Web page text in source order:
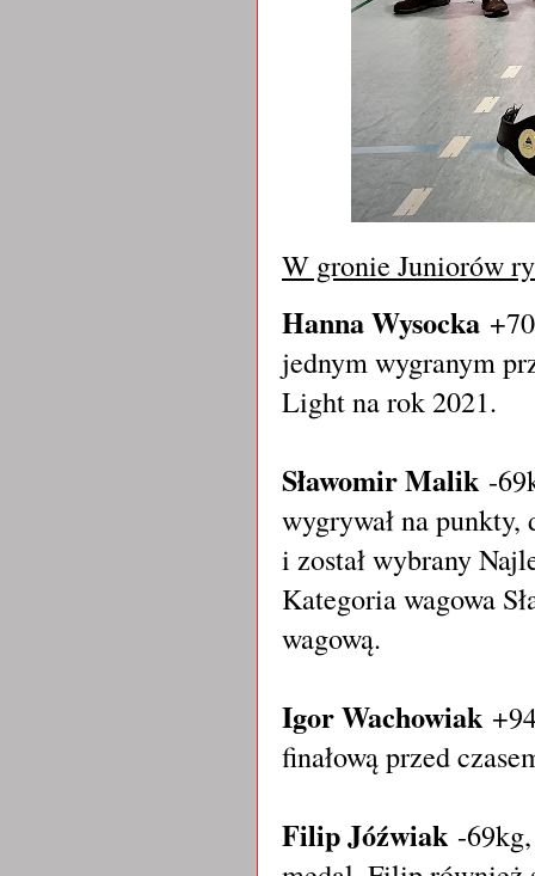
W gronie Juniorów
Hanna Wysocka
jednym wygranym
Light na rok 2021.
Sławomir Malik -
wygrywał na
i został wybrany
Kategoria wagowa
wagową.
Igor Wachowiak
finałową przed
Filip Jóźwiak -